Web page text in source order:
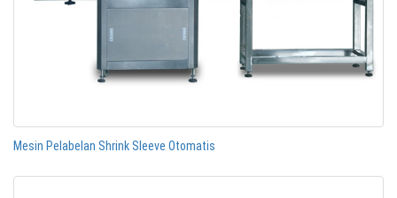
Mesin Pelabelan Shrink Sleeve Otomatis